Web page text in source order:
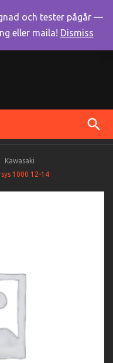
Kawasaki
1000 12-14
och tester pågår —
eller maila! Dismiss